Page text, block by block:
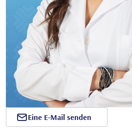
Eine E-Mail senden